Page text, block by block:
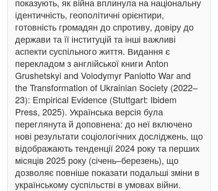
ідентичність, геополітичні орієнтири,
готовність громадян до спротиву, довіру до
держави та її інституцій та інші важливі
аспекти суспільного життя. Видання є
перекладом з англійської книги Anton
Grushetskyi and Volodymyr Paniotto War and
the Transformation of Ukrainian Society (2022–
23): Empirical Evidence (Stuttgart: Ibidem
Press, 2025). Українська версія була
переглянута й доповнена: до неї включено
нові результати соціологічних досліджень, що
відображають тенденції 2024 року та перших
місяців 2025 року (січень–березень), що
дозволяє повніше показати подальші зміни в
українському суспільстві в умовах війни.